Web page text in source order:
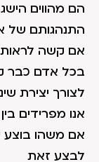
הם מהווים
התנהגותם של
אם קשה
בכל אדם כבר
לצורך יצירת
אנו מפרידים
אם משהו בוצע
לבצע זאת